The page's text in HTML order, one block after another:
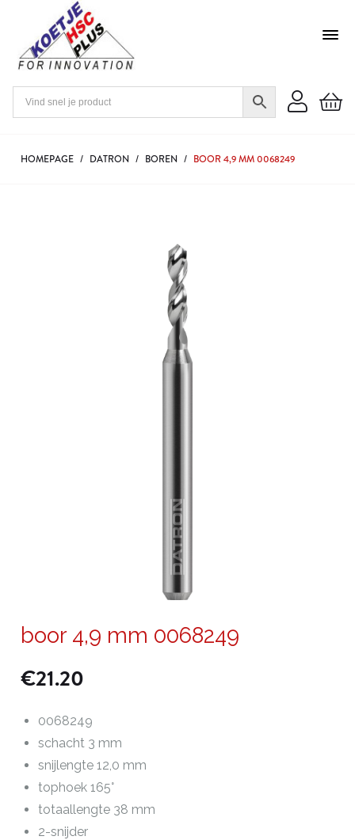
HOMEPAGE / DATRON / BOREN / BOOR 4,9 MM 0068249
boor 4,9 mm 0068249
€21.20
0068249
schacht 3 mm
snijlengte 12,0 mm
tophoek 165°
totaallengte 38 mm
2-snijder